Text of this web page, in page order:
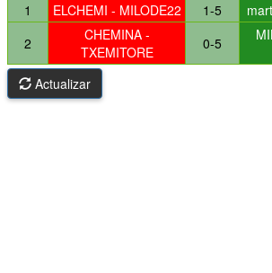
1
ELCHEMI - MILODE22 1-5
2
CHEMINA -
TXEMITORE
0-5
Actualizar